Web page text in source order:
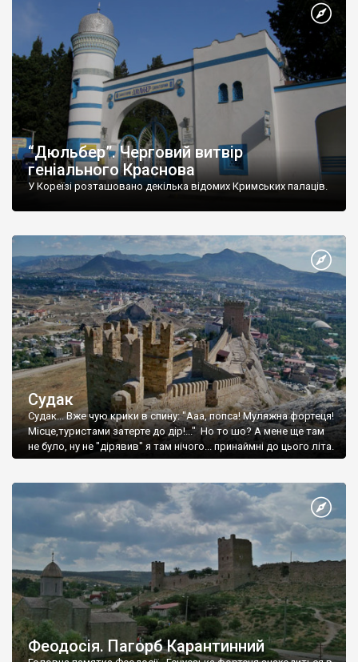
“Дюльбер”. Черговий витвір
геніального Краснова
У Кореїзі розташовано декілька відомих Кримських палаців.
Судак
Судак... Вже чую крики в спину: "Ааа, попса! Муляжна фортеця!
Місце,туристами затерте до дір!..." Но то шо? А мене ще там
не було, ну не "дірявив" я там нічого... принаймні до цього літа.
Феодосія. Пагорб Карантинний